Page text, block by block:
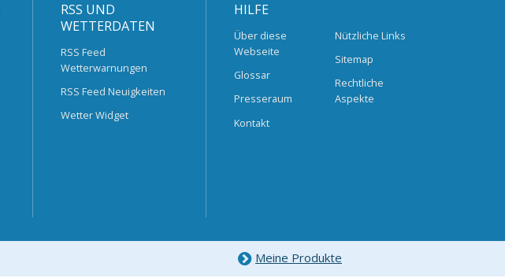
RSS UND
WETTERDATEN
RSS Feed
Wetterwarnungen
RSS Feed Neuigkeiten
Wetter Widget
HILFE
Über diese
Webseite
Glossar
Presseraum
Kontakt
Nützliche Links
Sitemap
Rechtliche
Aspekte
Meine Produkte